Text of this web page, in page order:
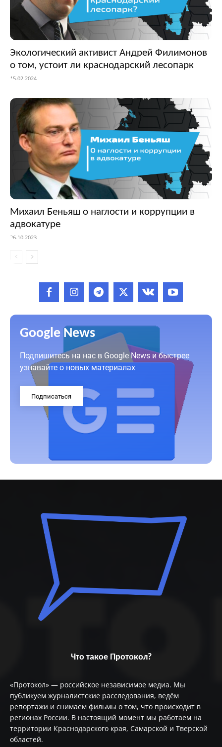
Экологический активист Андрей Филимонов
о том, устоит ли краснодарский лесопарк
15.02.2024
Михаил Беньяш о наглости и коррупции в
адвокатуре
26.10.2023
Google News
Подпишитесь на нас в Google News и быстрее
узнавайте о новых материалах
Подписаться
Что такое Протокол?
«Протокол» — российское независимое медиа. Мы
публикуем журналистские расследования, ведём
репортажи и снимаем фильмы о том, что происходит в
регионах России. В настоящий момент мы работаем на
территории Краснодарского края, Самарской и Тверской
областей.